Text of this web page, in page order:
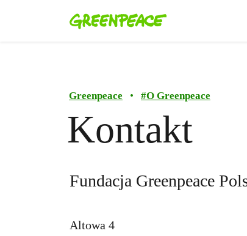
Greenpeace • #O Greenpeace
Kontakt
Fundacja Greenpeace
Altowa 4